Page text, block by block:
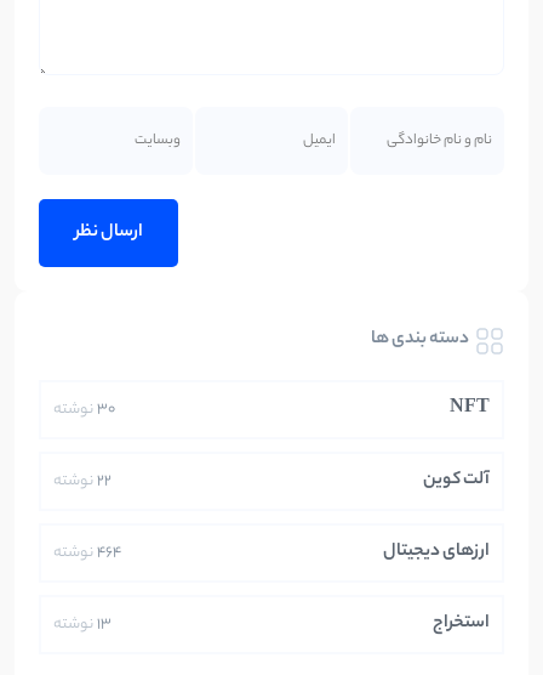
دسته بندی ها
NFT
30نوشته
آلت کوین 22نوشته
ارزهای دیجیتال 464نوشته
استخراج 13نوشته